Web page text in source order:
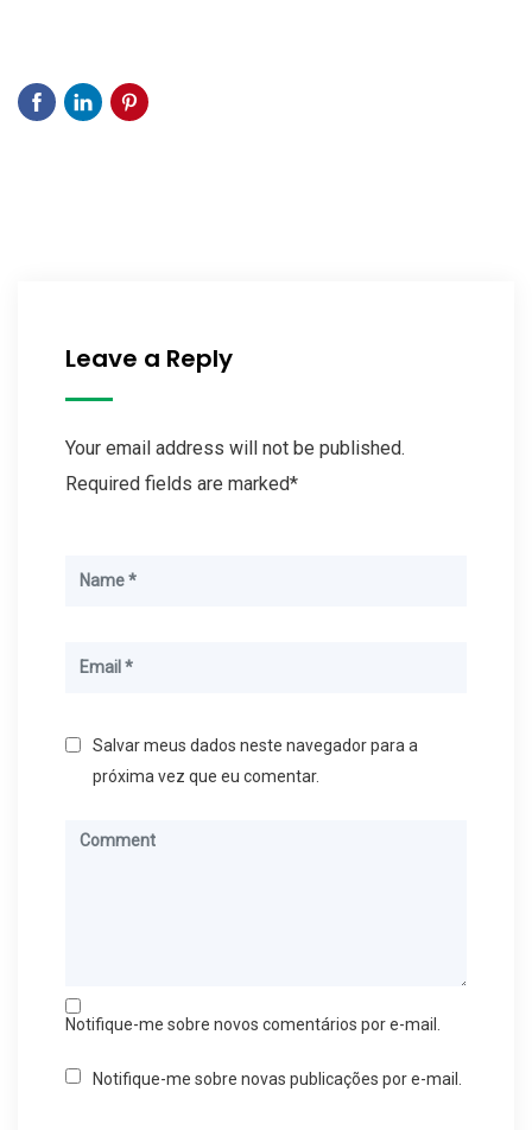
Leave a Reply
Your email address will not be published.
Required fields are marked*
Salvar meus dados neste navegador para a
próxima vez que eu comentar.
Notifique-me sobre novos comentários por e-mail.
Notifique-me sobre novas publicações por e-mail.